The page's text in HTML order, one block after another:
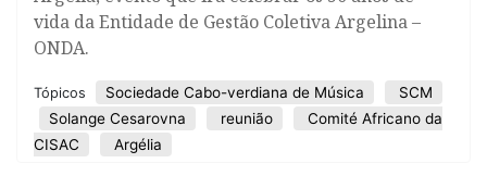
vida da Entidade de Gestão Coletiva Argelina –
ONDA.
Tópicos Sociedade Cabo-verdiana de Música
SCM
Solange Cesarovna
reunião
Comité Africano da
CISAC
Argélia